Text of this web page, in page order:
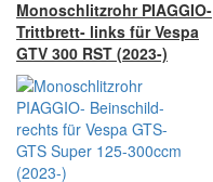
Monoschlitzrohr PIAGGIO-
Trittbrett- links für Vespa
GTV 300 RST (2023-)